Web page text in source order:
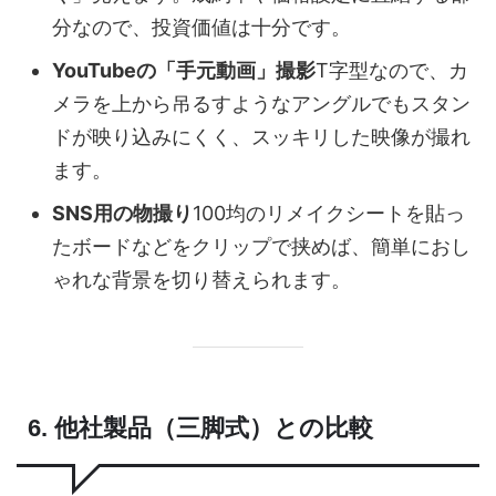
分なので、投資価値は十分です。
YouTubeの「手元動画」撮影T字型なので、カ
メラを上から吊るすようなアングルでもスタン
ドが映り込みにくく、スッキリした映像が撮れ
ます。
SNS用の物撮り100均のリメイクシートを貼っ
たボードなどをクリップで挟めば、簡単におし
ゃれな背景を切り替えられます。
6. 他社製品（三脚式）との比較